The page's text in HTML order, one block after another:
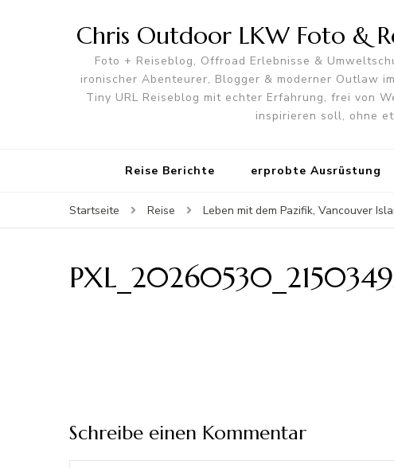
Chris Outdoor LKW Foto &
Foto + Reiseblog, Offroad Erlebnisse &
ironischer Abenteurer, Blogger & moderner Outlaw
Tiny URL Reiseblog mit echter Erfahrung, frei von
inspirieren soll, ohne
Reise Berichte erprobte Ausrüstung
Startseite Reise Leben mit dem Pazifik, Vancouver
Schreibe einen Kommentar